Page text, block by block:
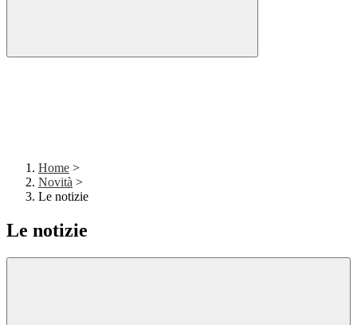
Home >
Novità >
Le notizie
Le notizie